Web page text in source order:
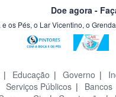
Doe agora -
os Pés, o Lar Vicentino, o
| Educação | Governo |
Serviços Públicos| Bancos